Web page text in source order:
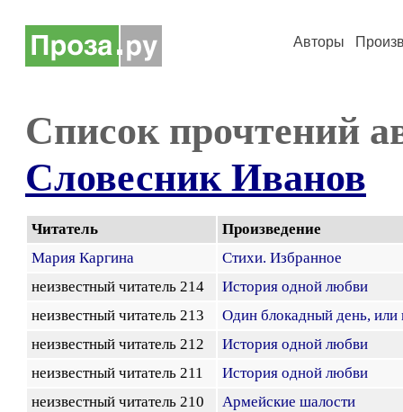
Авторы
Список прочтений
Словесник Иванов
Читатель
Произведение
Мария Каргина
Стихи. Избранное
неизвестный читатель 214
История одной любви
неизвестный читатель 213
Один блокадный день, или
неизвестный читатель 212
История одной любви
неизвестный читатель 211
История одной любви
неизвестный читатель 210
Армейские шалости